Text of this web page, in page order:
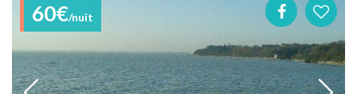
60€/nuit